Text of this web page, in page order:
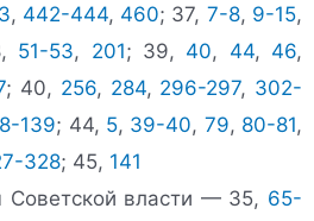
, 442-444, 460; 37, 7-8, 9-15,
51-53, 201; 39, 40, 44, 46,
; 40, 256, 284, 296-297, 302-
139; 44, 5, 39-40, 79, 80-81,
328; 45, 141
власти — 35, 65-